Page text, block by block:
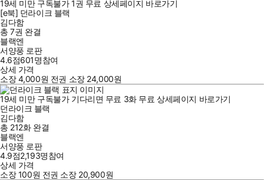
19세 미만 구독불가 1권 무료 상세페이지 바로가기
[e북] 던라이크 블랙
김다함
총 7권 완결
블랙엔
서양풍 로판
4.6점601명참여
상세 가격
소장4,000원 전권 소장 24,000원
19세 미만 구독불가 기다리면 무료 3화 무료 상세페이지 바로가기
던라이크 블랙
김다함
총 212화 완결
블랙엔
서양풍 로판
4.9점2,193명참여
상세 가격
소장100원 전권 소장 20,900원